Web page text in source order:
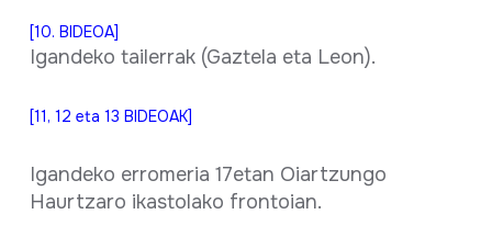
[10. BIDEOA]
Igandeko tailerrak (Gaztela eta Leon).
[11, 12 eta 13 BIDEOAK]
Igandeko erromeria 17etan Oiartzungo
Haurtzaro ikastolako frontoian.